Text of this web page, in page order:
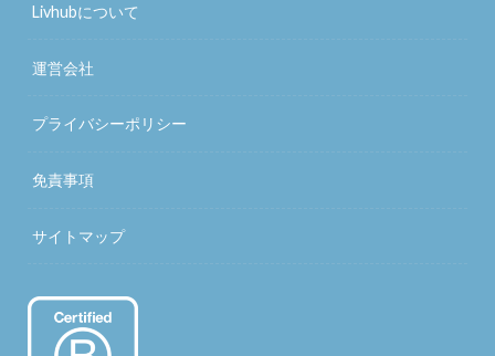
Livhubについて
運営会社
プライバシーポリシー
免責事項
サイトマップ